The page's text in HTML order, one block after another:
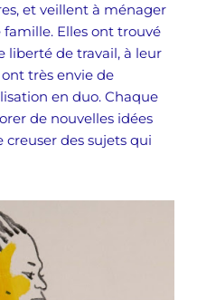
et veillent à ménager
Elles ont trouvé
liberté de travail, à leur
très envie de
en duo. Chaque
de nouvelles idées
des sujets qui